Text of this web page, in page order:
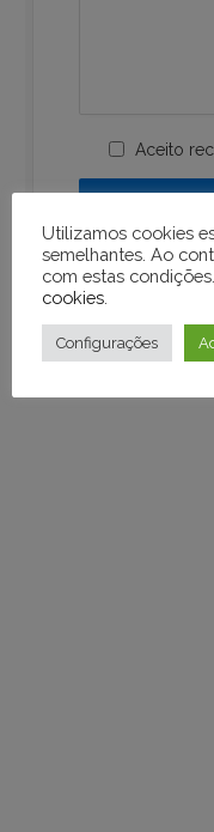
Aceito
Publicidade
Utilizamos cookies
semelhantes. Ao
com estas
cookies
Configurações